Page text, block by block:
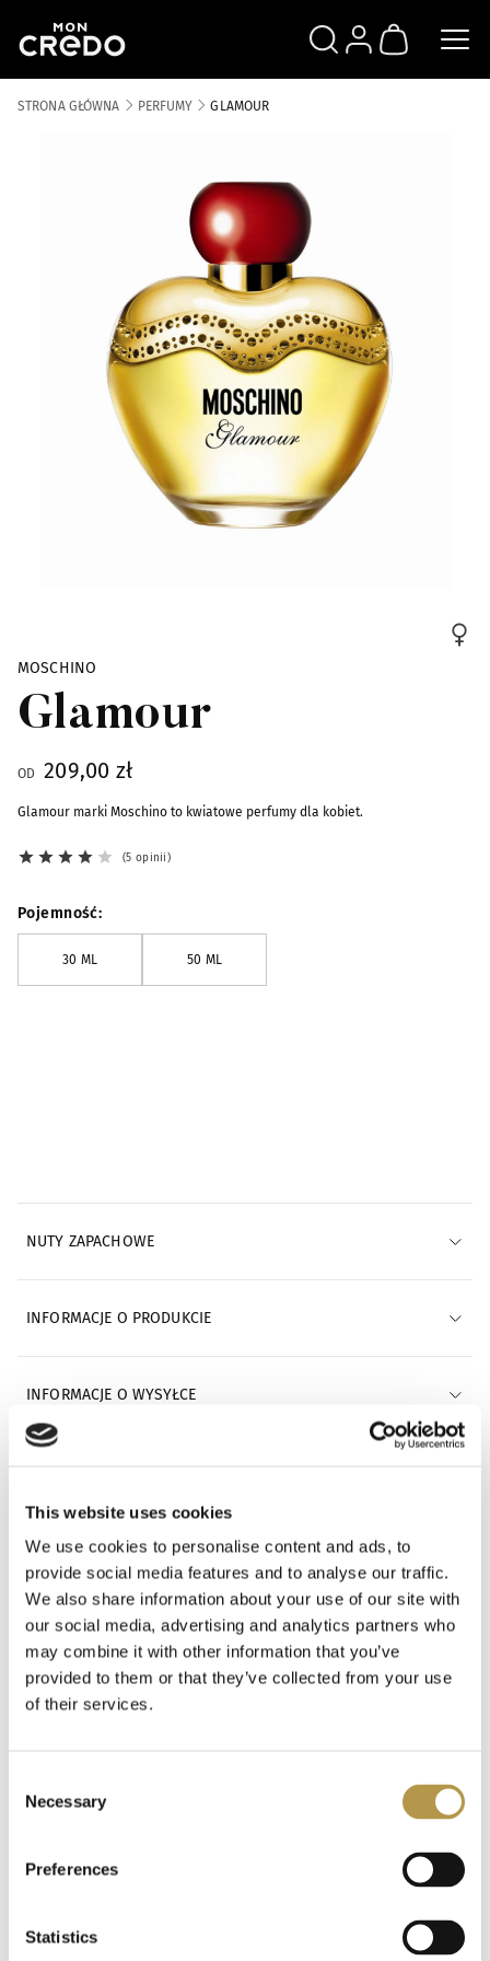
This website uses cookies
We use cookies to personalise content and ads, to
provide social media features and to analyse our traffic.
We also share information about your use of our site with
our social media, advertising and analytics partners who
may combine it with other information that you’ve
provided to them or that they’ve collected from your use
of their services.
Selection
Necessary
Preferences
Statistics
SZUKAJZALOGUJ SIĘ
KOSZYK
STRONA GŁÓWNA PERFUMY GLAMOUR
MOSCHINO
Glamour
OD 209,00 zł
Glamour marki Moschino to kwiatowe perfumy dla kobiet.
5 opinii
Pojemność
30 ML 50 ML
NUTY ZAPACHOWE
INFORMACJE O PRODUKCIE
INFORMACJE O WYSYŁCE
OPINIE 5
Polecamy także